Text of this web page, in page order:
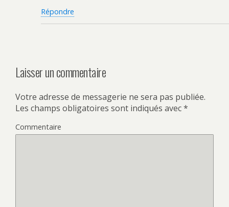
Répondre
Laisser un commentaire
Votre adresse de messagerie ne sera pas publiée.
Les champs obligatoires sont indiqués avec*
Commentaire